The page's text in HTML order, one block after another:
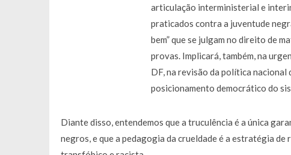
articulação interministerial e
praticados contra a juventude
bem” que se julgam no direito de
provas. Implicará, também, na
DF, na revisão da política nacional
posicionamento democrático do
Diante disso, entendemos que a truculência é a única
negros, e que a pedagogia da crueldade é a estratégia